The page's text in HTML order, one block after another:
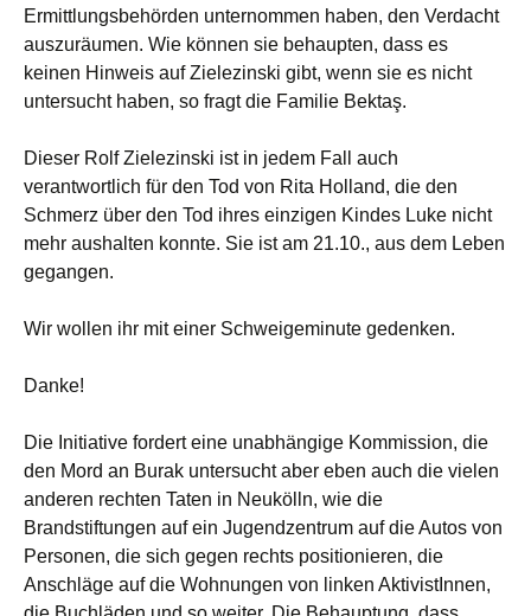
Ermittlungsbehörden unternommen haben, den Verdacht
auszuräumen. Wie können sie behaupten, dass es
keinen Hinweis auf Zielezinski gibt, wenn sie es nicht
untersucht haben, so fragt die Familie Bektaş.
Dieser Rolf Zielezinski ist in jedem Fall auch
verantwortlich für den Tod von Rita Holland, die den
Schmerz über den Tod ihres einzigen Kindes Luke nicht
mehr aushalten konnte. Sie ist am 21.10., aus dem Leben
gegangen.
Wir wollen ihr mit einer Schweigeminute gedenken.
Danke!
Die Initiative fordert eine unabhängige Kommission, die
den Mord an Burak untersucht aber eben auch die vielen
anderen rechten Taten in Neukölln, wie die
Brandstiftungen auf ein Jugendzentrum auf die Autos von
Personen, die sich gegen rechts positionieren, die
Anschläge auf die Wohnungen von linken AktivistInnen,